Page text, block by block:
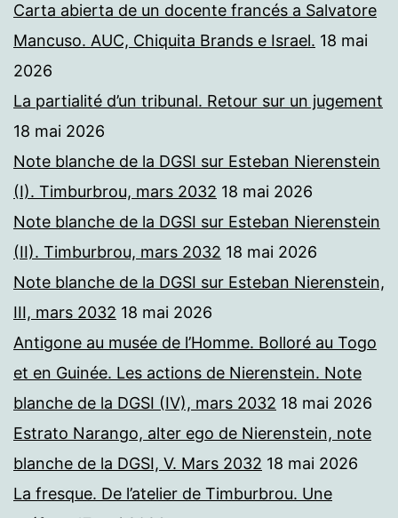
Carta abierta de un docente francés a Salvatore
Mancuso. AUC, Chiquita Brands e Israel. 18 mai
2026
La partialité d’un tribunal. Retour sur un jugement
18 mai 2026
Note blanche de la DGSI sur Esteban Nierenstein
(I). Timburbrou, mars 2032 18 mai 2026
Note blanche de la DGSI sur Esteban Nierenstein
(II). Timburbrou, mars 2032 18 mai 2026
Note blanche de la DGSI sur Esteban Nierenstein,
III, mars 2032 18 mai 2026
Antigone au musée de l’Homme. Bolloré au Togo
et en Guinée. Les actions de Nierenstein. Note
blanche de la DGSI (IV), mars 2032 18 mai 2026
Estrato Narango, alter ego de Nierenstein, note
blanche de la DGSI, V. Mars 2032 18 mai 2026
La fresque. De l’atelier de Timburbrou. Une